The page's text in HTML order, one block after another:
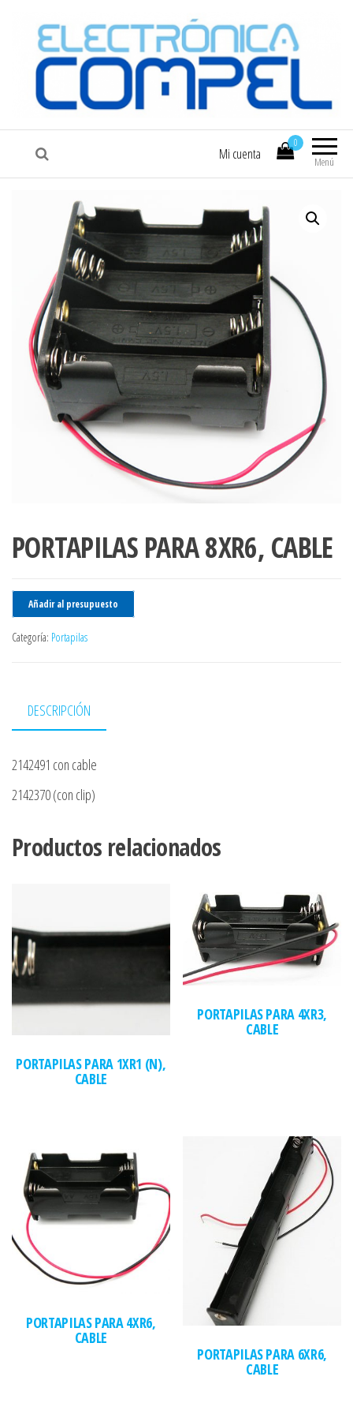
COMPEL Electrónica COMPEL
Menú
0
Mi cuenta
PORTAPILAS PARA 8XR6, CABLE
Añadir al presupuesto
Categoría: Portapilas
DESCRIPCIÓN
2142491 con cable
2142370 (con clip)
Productos relacionados
PORTAPILAS PARA 1XR1 (N),
CABLE
PORTAPILAS PARA 4XR3,
CABLE
PORTAPILAS PARA 4XR6,
CABLE
PORTAPILAS PARA 6XR6,
CABLE